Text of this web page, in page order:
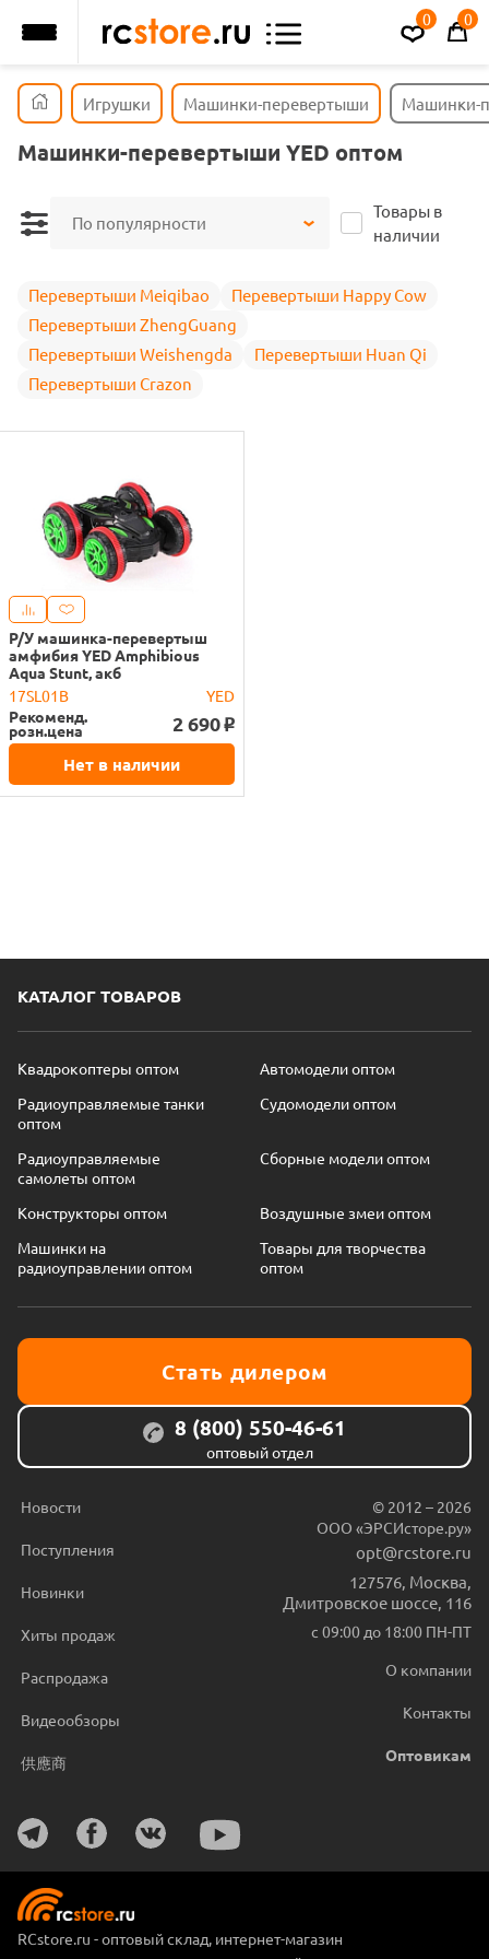
0 0
Игрушки Машинки-перевертыши Машинки-
Машинки-перевертыши YED оптом
По популярности
Товары в
наличии
Перевертыши Meiqibao
Перевертыши Happy Cow
Перевертыши ZhengGuang
Перевертыши Weishengda
Перевертыши Huan Qi
Перевертыши Crazon
Р/У машинка-перевертыш
амфибия YED Amphibious
Aqua Stunt, акб
17SL01B
YED
Рекоменд.
розн.цена 2 690 o
Нет в наличии
КАТАЛОГ ТОВАРОВ
Квадрокоптеры оптом
Автомодели оптом
Радиоуправляемые танки
оптом
Судомодели оптом
Радиоуправляемые
самолеты оптом
Сборные модели оптом
Конструкторы оптом
Воздушные змеи оптом
Машинки на
радиоуправлении оптом
Товары для творчества
оптом
Стать дилером
8 (800) 550-46-61
оптовый отдел
Новости
Поступления
Новинки
Хиты продаж
Распродажа
Видеообзоры
供應商
© 2012 – 2026
ООО «ЭРСИсторе.ру»
opt@rcstore.ru
127576, Москва,
Дмитровское шоссе, 116
с 09:00 до 18:00 ПН-ПТ
О компании
Контакты
Оптовикам
RCstore.ru - оптовый склад, интернет-магазин